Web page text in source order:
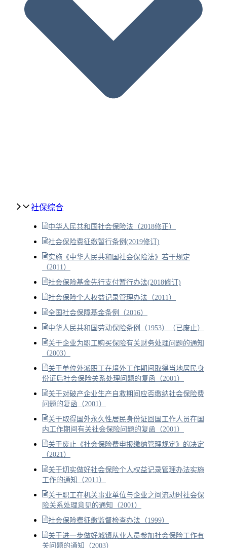
社保综合
中华人民共和国社会保险法（2018修正）
社会保险费征缴暂行条例(2019修订)
实施《中华人民共和国社会保险法》若干规定
（2011）
社会保险基金先行支付暂行办法(2018修订)
社会保险个人权益记录管理办法（2011）
全国社会保障基金条例（2016）
中华人民共和国劳动保险条例（1953）（已废止）
关于企业为职工购买保险有关财务处理问题的通知
（2003）
关于单位外派职工在境外工作期间取得当地居民身
份证后社会保险关系处理问题的复函（2001）
关于对破产企业生产自救期间应否缴纳社会保险费
问题的复函（2001）
关于取得国外永久性居民身份证回国工作人员在国
内工作期间有关社会保险问题的复函（2001）
关于废止《社会保险费申报缴纳管理规定》的决定
（2021）
关于切实做好社会保险个人权益记录管理办法实施
工作的通知（2011）
关于职工在机关事业单位与企业之间流动时社会保
险关系处理意见的通知（2001）
社会保险费征缴监督检查办法（1999）
关于进一步做好城镇从业人员参加社会保险工作有
关问题的通知（2003）